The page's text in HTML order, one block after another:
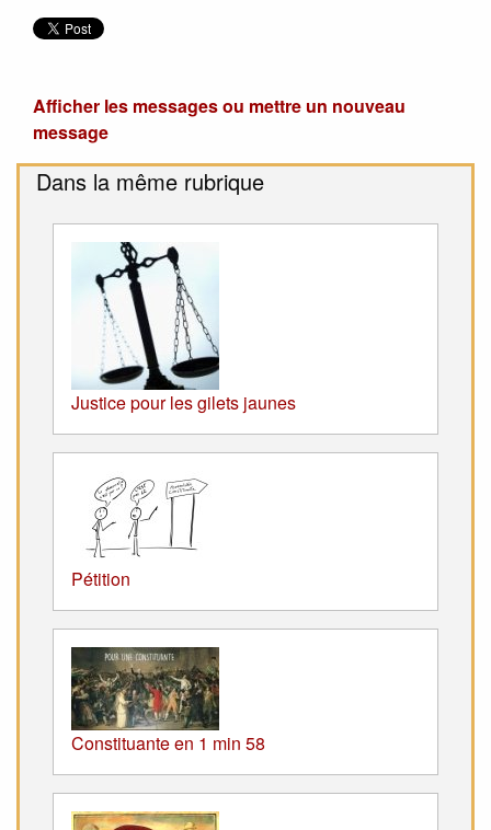
Afficher les messages ou mettre un nouveau
message
Dans la même rubrique
Justice pour les gilets jaunes
Pétition
Constituante en 1 min 58